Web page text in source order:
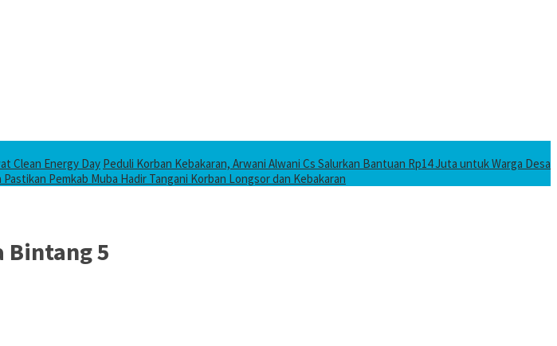
Clean Energy Day Peduli Korban Kebakaran, Arwani Alwani Cs Salurkan Bantuan Rp14 Juta untuk Warga Desa
Pemkab Muba Hadir Tangani Korban Longsor dan Kebakaran
Bintang 5